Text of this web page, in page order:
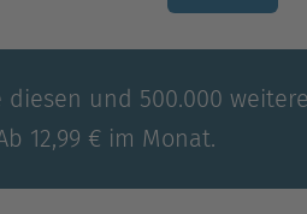
diesen und 500.000
12,99 € im Monat.